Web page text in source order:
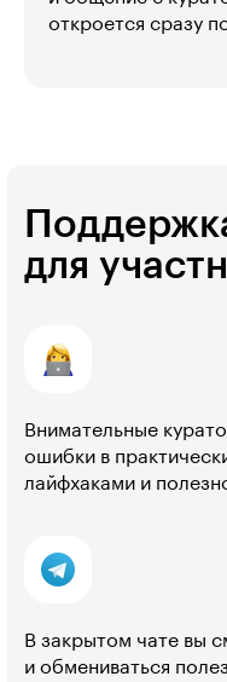
откроется сразу
для
Внимательные
ошибки в
лайфхаками и
В закрытом чате вы
и обмениваться